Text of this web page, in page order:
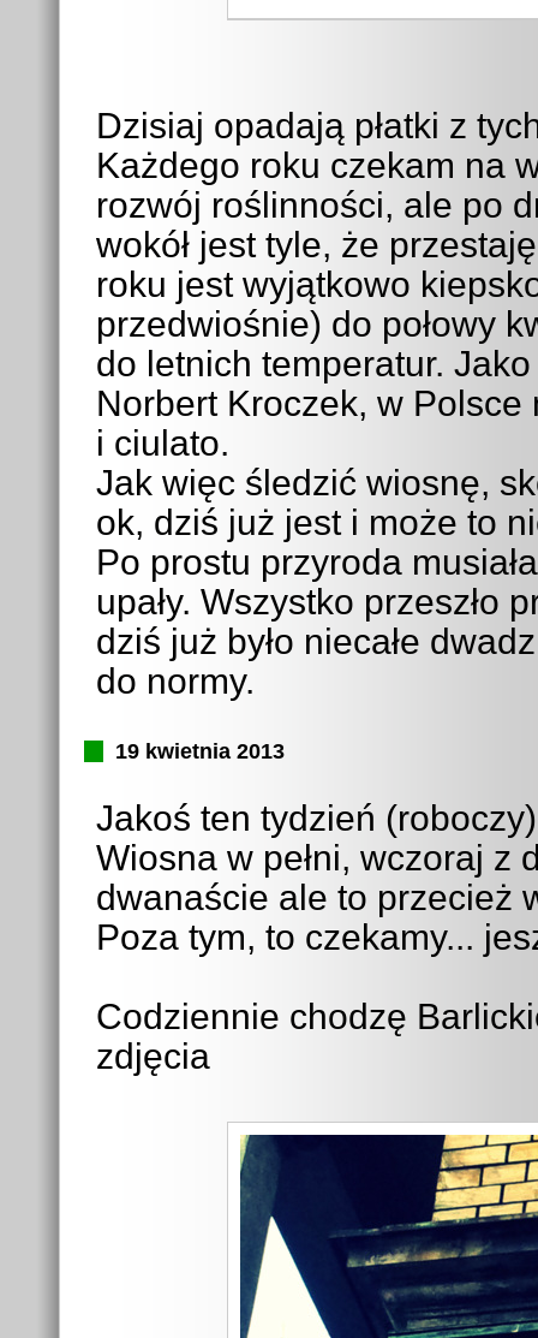
Dzisiaj opadają płatki z
Każdego roku czekam na
rozwój roślinności, ale po
wokół jest tyle, że
roku jest wyjątkowo
przedwiośnie) do połowy
do letnich temperatur.
Norbert Kroczek, w
i ciulato.
Jak więc śledzić wiosnę,
ok, dziś już jest i może to
Po prostu przyroda
upały. Wszystko przeszło
dziś już było niecałe
do normy.
19 kwietnia 2013
Jakoś ten tydzień
Wiosna w pełni, wczoraj z
dwanaście ale to przecież
Poza tym, to czekamy...
Codziennie chodzę
zdjęcia